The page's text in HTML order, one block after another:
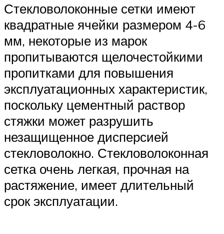
Стекловолоконные сетки имеют
квадратные ячейки размером 4-6
мм, некоторые из марок
пропитываются щелочестойкими
пропитками для повышения
эксплуатационных характеристик,
поскольку цементный раствор
стяжки может разрушить
незащищенное дисперсией
стекловолокно. Стекловолоконная
сетка очень легкая, прочная на
растяжение, имеет длительный
срок эксплуатации.